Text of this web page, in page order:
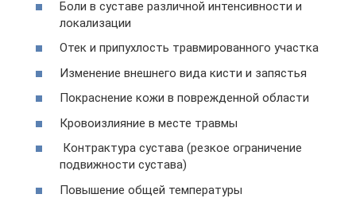
Боли в суставе различной интенсивности и
локализации
Отек и припухлость травмированного участка
Изменение внешнего вида кисти и запястья
Покраснение кожи в поврежденной области
Кровоизлияние в месте травмы
Контрактура сустава (резкое ограничение
подвижности сустава)
Повышение общей температуры